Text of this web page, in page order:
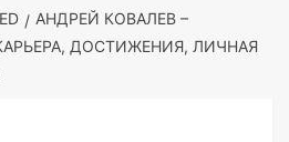
АНДРЕЙ КОВАЛЕВ –
ДОСТИЖЕНИЯ, ЛИЧНАЯ